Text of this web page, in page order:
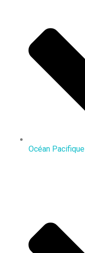
Océan Pacifique